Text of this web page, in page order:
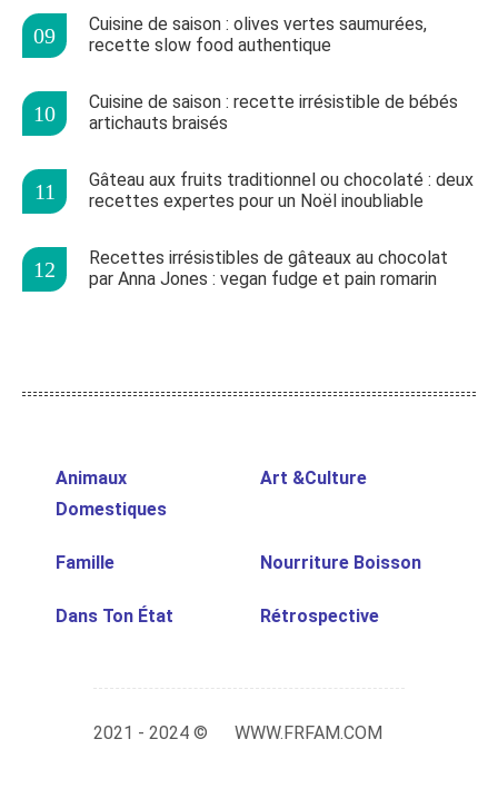
Cuisine de saison : olives vertes saumurées,
recette slow food authentique
Cuisine de saison : recette irrésistible de bébés
artichauts braisés
Gâteau aux fruits traditionnel ou chocolaté : deux
recettes expertes pour un Noël inoubliable
Recettes irrésistibles de gâteaux au chocolat
par Anna Jones : vegan fudge et pain romarin
Animaux
Domestiques
Art &Culture
Famille Nourriture Boisson
Dans Ton État Rétrospective
2021 - 2024 © WWW.FRFAM.COM